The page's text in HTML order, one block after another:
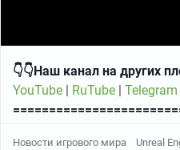
👇👇Наш канал на других
YouTube
RuTube Telegram
Новости игрового мира Unreal